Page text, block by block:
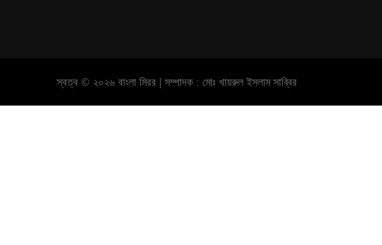
স্বত্ব © ২০২৬ বাংলা মিরর | সম্পাদক : মোঃ খায়রুল ইসলাম সাব্বির